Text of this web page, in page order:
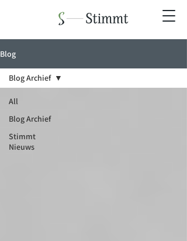
Blog
All
Blog Archief
Stimmt
Nieuws
Blog Archief